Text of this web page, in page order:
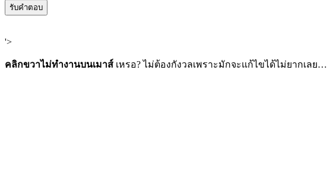
รับคำตอบ
'>
คลิกขวาไม่ทำงานบนเมาส์ เหรอ? ไม่ต้องกังวลเพราะมักจะแก้ไขได้ไม่ยากเลย…